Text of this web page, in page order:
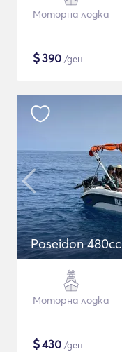
Моторна лодка
$390 /ден
Poseidon 480cc
Моторна лодка
$430 /ден